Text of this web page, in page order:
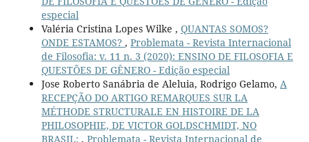
especial
Valéria Cristina Lopes Wilke , QUANTAS SOMOS?
ONDE ESTAMOS? , Problemata - Revista Internacional
de Filosofia: v. 11 n. 3 (2020): ENSINO DE FILOSOFIA E
QUESTÕES DE GÊNERO - Edição especial
Jose Roberto Sanábria de Aleluia, Rodrigo Gelamo, A
RECEPÇÃO DO ARTIGO REMARQUES SUR LA
MÉTHODE STRUCTURALE EN HISTOIRE DE LA
PHILOSOPHIE, DE VICTOR GOLDSCHMIDT, NO
BRASIL: , Problemata - Revista Internacional de